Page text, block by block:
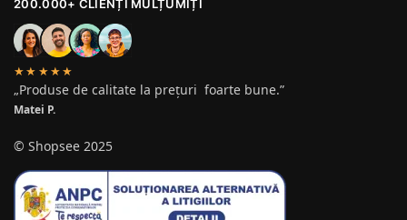
200.000+ CLIENȚI MULȚUMIȚI
★★★★★
„Produse de calitate la prețuri foarte bune.”
Matei P.
© Shopsee 2025